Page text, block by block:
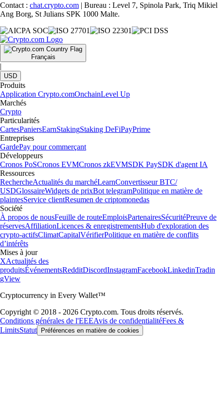
Contact : chat.crypto.com | Bureau : Level 7, Spinola Park, Triq Mikiel
Ang Borg, St Julians SPK 1000 Malte.
Français
|
USD
Produits
Application Crypto.comOnchainLevel Up
Marchés
Crypto
Particularités
CartesPaniersEarnStakingStaking DeFiPayPrime
Entreprises
GardePay pour commerçant
Développeurs
Cronos PoSCronos EVMCronos zkEVMSDK PaySDK d'agent IA
Ressources
RechercheActualités du marchéLearnConvertisseur BTC/
USDGlossaireWidgets de prixBot telegramPolitique en matière de
plaintesService clientResumen de criptomonedas
Société
À propos de nousFeuille de routeEmploisPartenairesSécuritéPreuve de
réservesAffiliationLicences & enregistrementsHub d'exploration des
crypto-actifsClimatCapitalVérifierPolitique en matière de conflits
d’intérêts
Mises à jour
XActualités des
produitsÉvénementsRedditDiscordInstagramFacebookLinkedinTradin
gView
Cryptocurrency in Every Wallet™
Copyright © 2018 - 2026 Crypto.com. Tous droits réservés.
Conditions générales de l'EEEAvis de confidentialitéFees &
LimitsStatut Préférences en matière de cookies